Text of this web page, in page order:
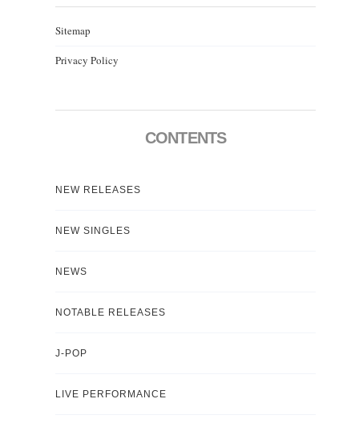
Sitemap
Privacy Policy
CONTENTS
NEW RELEASES
NEW SINGLES
NEWS
NOTABLE RELEASES
J-POP
LIVE PERFORMANCE